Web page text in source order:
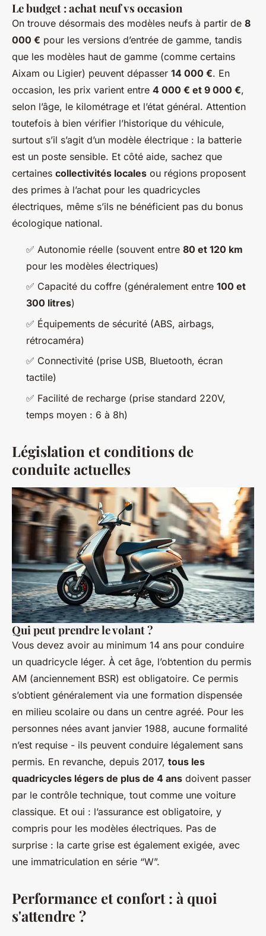
Le budget : achat neuf vs occasion
On trouve désormais des modèles neufs à partir de 8
000 € pour les versions d’entrée de gamme, tandis
que les modèles haut de gamme (comme certains
Aixam ou Ligier) peuvent dépasser 14 000 €. En
occasion, les prix varient entre 4 000 € et 9 000 €,
selon l’âge, le kilométrage et l’état général. Attention
toutefois à bien vérifier l’historique du véhicule,
surtout s’il s’agit d’un modèle électrique : la batterie
est un poste sensible. Et côté aide, sachez que
certaines collectivités locales ou régions proposent
des primes à l’achat pour les quadricycles
électriques, même s’ils ne bénéficient pas du bonus
écologique national.
✅ Autonomie réelle (souvent entre 80 et 120 km
pour les modèles électriques)
✅ Capacité du coffre (généralement entre 100 et
300 litres)
✅ Équipements de sécurité (ABS, airbags,
rétrocaméra)
✅ Connectivité (prise USB, Bluetooth, écran
tactile)
✅ Facilité de recharge (prise standard 220V,
temps moyen : 6 à 8h)
Législation et conditions de
conduite actuelles
Qui peut prendre le volant ?
Vous devez avoir au minimum 14 ans pour conduire
un quadricycle léger. À cet âge, l’obtention du permis
AM (anciennement BSR) est obligatoire. Ce permis
s’obtient généralement via une formation dispensée
en milieu scolaire ou dans un centre agréé. Pour les
personnes nées avant janvier 1988, aucune formalité
n’est requise - ils peuvent conduire légalement sans
permis. En revanche, depuis 2017, tous les
quadricycles légers de plus de 4 ans doivent passer
par le contrôle technique, tout comme une voiture
classique. Et oui : l’assurance est obligatoire, y
compris pour les modèles électriques. Pas de
surprise : la carte grise est également exigée, avec
une immatriculation en série “W”.
Performance et confort : à quoi
s'attendre ?